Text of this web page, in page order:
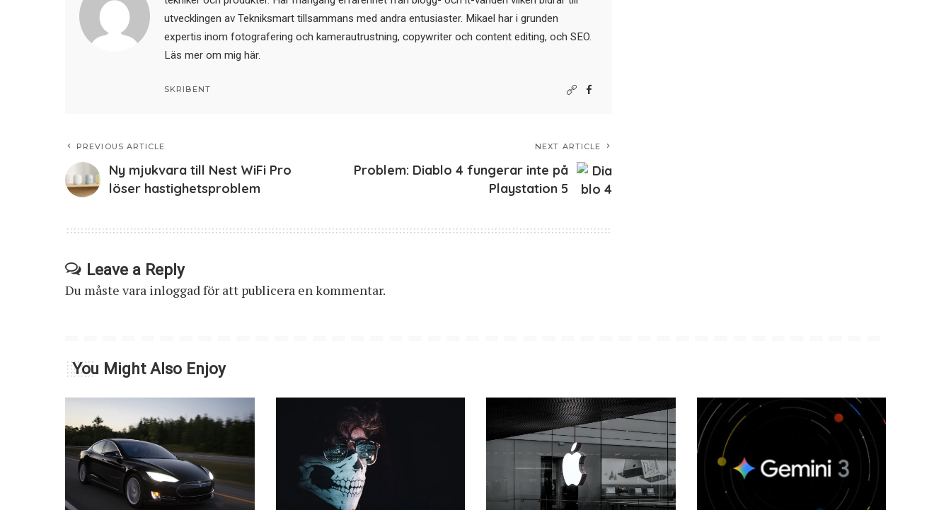
utvecklingen av Tekniksmart tillsammans med andra entusiaster. Mikael har i grunden
expertis inom fotografering och kamerautrustning, copywriter och content editing, och SEO.
Läs mer om mig här.
SKRIBENT
PREVIOUS ARTICLE
Ny mjukvara till Nest WiFi Pro
löser hastighetsproblem
NEXT ARTICLE
Problem: Diablo 4 fungerar inte på
Playstation 5
Leave a Reply
Du måste vara inloggad för att publicera en kommentar.
You Might Also Enjoy